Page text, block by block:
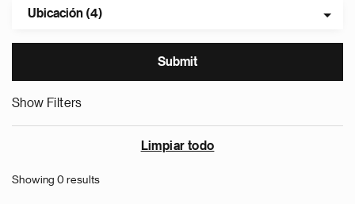
Ubicación (4)
Show Filters
Limpiar todo
Showing 0 results